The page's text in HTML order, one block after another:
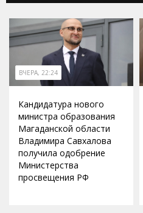
ВЧЕРА, 22:24
Кандидатура нового
министра образования
Магаданской области
Владимира Савхалова
получила одобрение
Министерства
просвещения РФ